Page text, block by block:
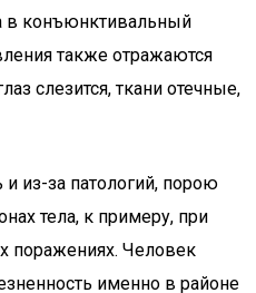
в конъюнктивальный
также отражаются
слезится, ткани отечные,
и из-за патологий, порою
тела, к примеру, при
поражениях. Человек
именно в районе